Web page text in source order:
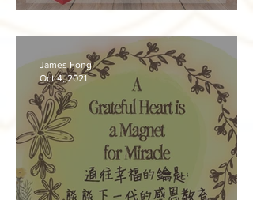
James Fong
Oct 4, 2021